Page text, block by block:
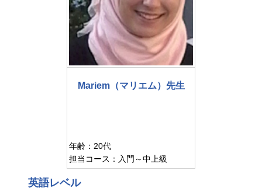
Mariem（マリエム）先生
年齢：20代
担当コース：入門～中上級
英語レベル